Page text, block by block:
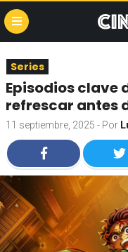
Series
Episodios clave
refrescar antes
11 septiembre, 2025 - Por